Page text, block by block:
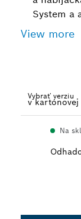
System a
View more
Vybrať verziu
Na